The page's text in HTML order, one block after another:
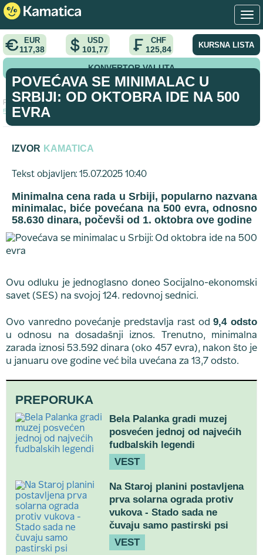
EUR
117,38
USD
101,77
CHF
125,84 KURSNA LISTA
KONVERTOR VALUTA
Početna > vest >
Povećava se minimalac u Srbiji: Od oktobra ide na
500 evra
POVEĆAVA SE MINIMALAC U
SRBIJI: OD OKTOBRA IDE NA 500
EVRA
IZVOR KAMATICA
Tekst objavljen: 15.07.2025 10:40
Minimalna cena rada u Srbiji, popularno nazvana
minimalac, biće povećana na 500 evra, odnosno
58.630 dinara, počevši od 1. oktobra ove godine
Ovu odluku je jednoglasno doneo Socijalno-ekonomski
savet (SES) na svojoj 124. redovnoj sednici.
Ovo vanredno povećanje predstavlja rast od9,4 odsto
u odnosu na dosadašnji iznos. Trenutno, minimalna
zarada iznosi 53.592 dinara (oko 457 evra), nakon što je
u januaru ove godine već bila uvećana za 13,7 odsto.
PREPORUKA
Bela Palanka gradi muzej
posvećen jednoj od najvećih
fudbalskih legendi
VEST
Na Staroj planini postavljena
prva solarna ograda protiv
vukova - Stado sada ne
čuvaju samo pastirski psi
VEST